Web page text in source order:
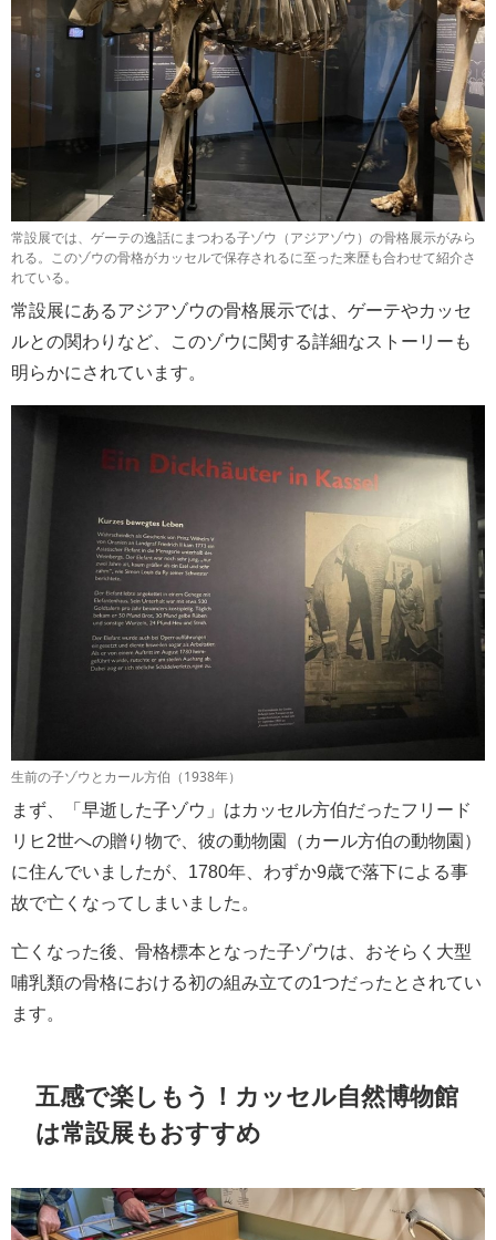
常設展では、ゲーテの逸話にまつわる子ゾウ（アジアゾウ）の骨格展示がみら
れる。このゾウの骨格がカッセルで保存されるに至った来歴も合わせて紹介さ
れている。
常設展にあるアジアゾウの骨格展示では、ゲーテやカッセ
ルとの関わりなど、このゾウに関する詳細なストーリーも
明らかにされています。
生前の子ゾウとカール方伯（1938年）
まず、「早逝した子ゾウ」はカッセル方伯だったフリード
リヒ2世への贈り物で、彼の動物園（カール方伯の動物園）
に住んでいましたが、1780年、わずか9歳で落下による事
故で亡くなってしまいました。
亡くなった後、骨格標本となった子ゾウは、おそらく大型
哺乳類の骨格における初の組み立ての1つだったとされてい
ます。
五感で楽しもう！カッセル自然博物館
は常設展もおすすめ